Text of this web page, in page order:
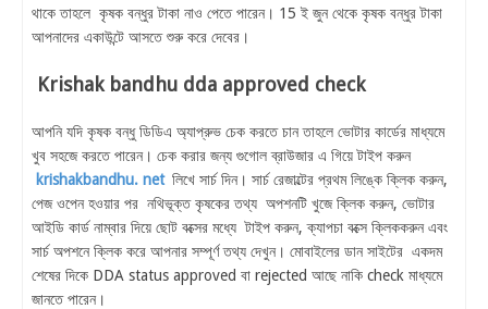
থাকে তাহলে কৃষক বন্ধুর টাকা নাও পেতে পারেন। 15 ই জুন থেকে কৃষক বন্ধুর টাকা
আপনাদের একাউন্টে আসতে শুরু করে দেবের।
Krishak bandhu dda approved check
আপনি যদি কৃষক বন্ধু ডিডিএ অ্যাপ্রুভ চেক করতে চান তাহলে ভোটার কার্ডের মাধ্যমে
খুব সহজে করতে পারেন। চেক করার জন্য গুগোল ব্রাউজার এ গিয়ে টাইপ করুন
krishakbandhu. net লিখে সার্চ দিন। সার্চ রেজাল্টের প্রথম লিঙ্কে ক্লিক করুন,
পেজ ওপেন হওয়ার পর নথিভূক্ত কৃষকের তথ্য অপশনটি খুজে ক্লিক করুন, ভোটার
আইডি কার্ড নাম্বার দিয়ে ছোট বক্সের মধ্যে টাইপ করুন, ক্যাপচা বক্সে ক্লিককরুন এবং
সার্চ অপশনে ক্লিক করে আপনার সম্পূর্ণ তথ্য দেখুন। মোবাইলের ডান সাইটের একদম
শেষের দিকে DDA status approved বা rejected আছে নাকি check মাধ্যমে
জানতে পারেন।